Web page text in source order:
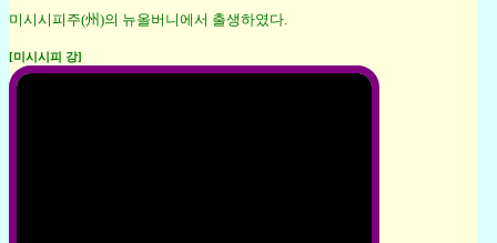
미시시피주(州)의 뉴올버니에서 출생하였다.
[미시시피 강]